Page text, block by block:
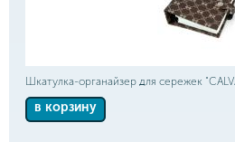
Шкатулка-органайзер для сережек
в корзину